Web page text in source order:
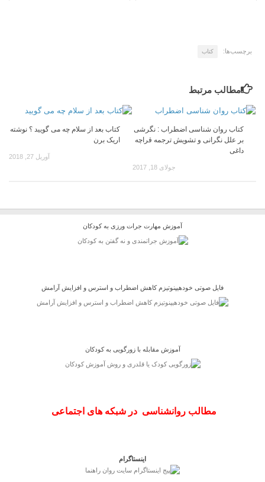
برچسب‌ها: کتاب
مطالب مرتبط
کتاب بعد از سلام چه می گویید ؟ نوشته
اریک برن
آوریل 27, 2018
کتاب روان شناسی اضطراب : نگرشی
بر علل نگرانی و تشویش ترجمه قراچه
داغی
جولای 18, 2017
آموزش مقابله با زورگویی به کودکان
فایل صوتی خودهیپنوتیزم کاهش اضطراب و استرس و افزایش آرامش
آموزش مهارت جرات ورزی به کودکان
مطالب روانشناسی در شبکه های اجتماعی
اینستاگرام